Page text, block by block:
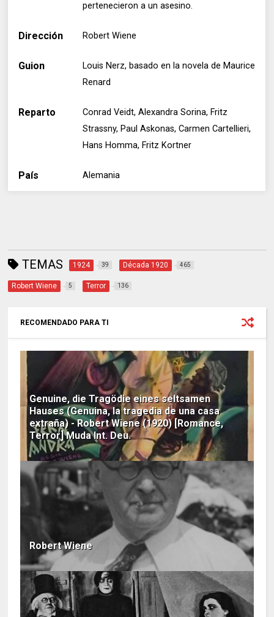
pertenecieron a un asesino.
Dirección Robert Wiene
Guion
Louis Nerz, basado en la novela de Maurice
Renard
Reparto
Conrad Veidt, Alexandra Sorina, Fritz
Strassny, Paul Askonas, Carmen Cartellieri,
Hans Homma, Fritz Kortner
País Alemania
TEMAS 1924 39 Década 1920 465
Robert Wiene 5 Terror 136
RECOMENDADO PARA TI
Genuine, die Tragödie eines seltsamen
Hauses (Genuina, la tragedia de una casa
extraña) - Robert Wiene (1920) [Romance,
Terror] Muda Int. Deu.
Robert Wiene